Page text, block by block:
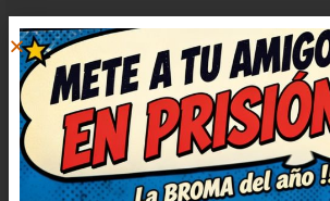
EVA
13 octubre, 2024 at
19:43